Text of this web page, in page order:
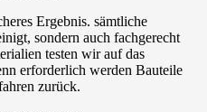
Ergebnis. sämtliche
sondern auch fachgerecht
testen wir auf das
erforderlich werden Bauteile
zurück.